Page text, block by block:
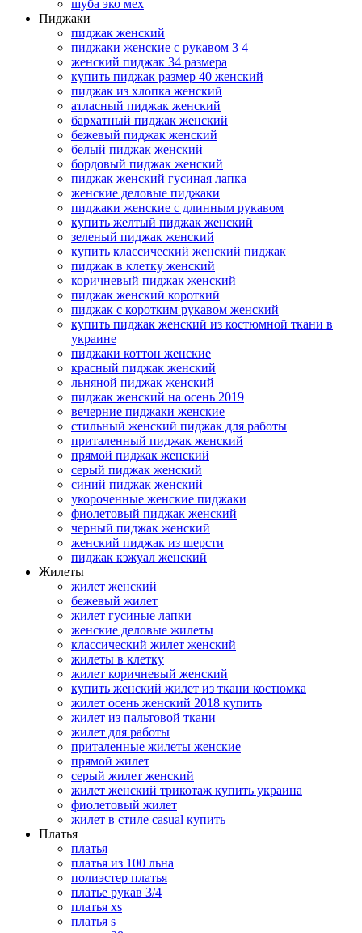
шуба эко мех
Пиджаки
пиджак женский
пиджаки женские с рукавом 3 4
женский пиджак 34 размера
купить пиджак размер 40 женский
пиджак из хлопка женский
атласный пиджак женский
бархатный пиджак женский
бежевый пиджак женский
белый пиджак женский
бордовый пиджак женский
пиджак женский гусиная лапка
женские деловые пиджаки
пиджаки женские с длинным рукавом
купить желтый пиджак женский
зеленый пиджак женский
купить классический женский пиджак
пиджак в клетку женский
коричневый пиджак женский
пиджак женский короткий
пиджак с коротким рукавом женский
купить пиджак женский из костюмной ткани в
украине
пиджаки коттон женские
красный пиджак женский
льняной пиджак женский
пиджак женский на осень 2019
вечерние пиджаки женские
стильный женский пиджак для работы
приталенный пиджак женский
прямой пиджак женский
серый пиджак женский
синий пиджак женский
укороченные женские пиджаки
фиолетовый пиджак женский
черный пиджак женский
женский пиджак из шерсти
пиджак кэжуал женский
Жилеты
жилет женский
бежевый жилет
жилет гусиные лапки
женские деловые жилеты
классический жилет женский
жилеты в клетку
жилет коричневый женский
купить женский жилет из ткани костюмка
жилет осень женский 2018 купить
жилет из пальтовой ткани
жилет для работы
приталенные жилеты женские
прямой жилет
серый жилет женский
жилет женский трикотаж купить украина
фиолетовый жилет
жилет в стиле casual купить
Платья
платья
платья из 100 льна
полиэстер платья
платье рукав 3/4
платья xs
платья s